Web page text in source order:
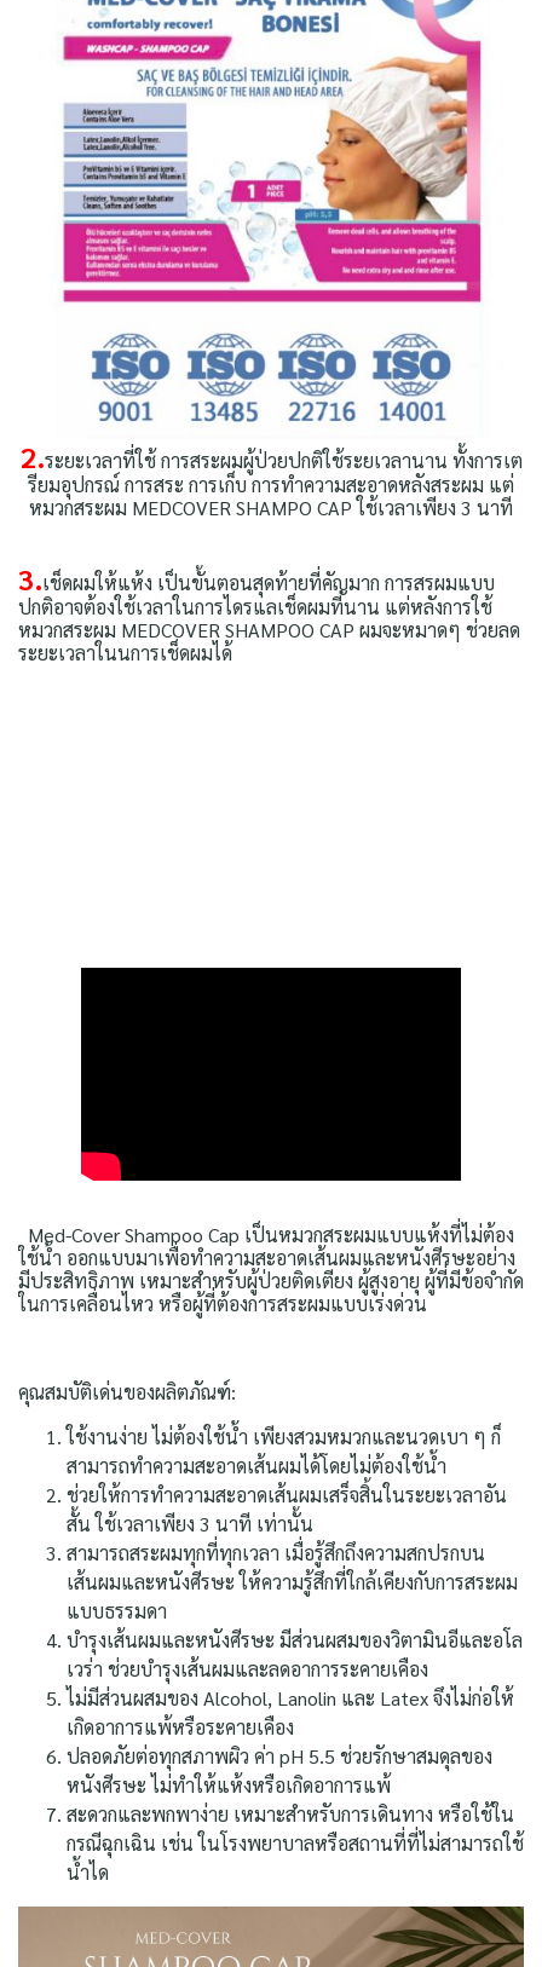
2.ระยะเวลาที่ใช้ การสระผมผู้ป่วยปกติใช้ระยเวลานาน ทั้งการเต
รียมอุปกรณ์ การสระ การเก็บ การทำความสะอาดหลังสระผม แต่
หมวกสระผม MEDCOVER SHAMPO CAP ใช้เวลาเพียง 3 นาที
3.เช็ดผมให้แห้ง เป็นขั้นตอนสุดท้ายที่คัญมาก การสรผมแบบ
ปกติอาจต้องใช้เวลาในการไดรแลเช็ดผมที่นาน แต่หลังการใช้
หมวกสระผม MEDCOVER SHAMPOO CAP ผมจะหมาดๆ ช่วยลด
ระยะเวลาในนการเช็ดผมได้
Med-Cover Shampoo Cap เป็นหมวกสระผมแบบแห้งที่ไม่ต้อง
ใช้น้ำ ออกแบบมาเพื่อทำความสะอาดเส้นผมและหนังศีรษะอย่าง
มีประสิทธิภาพ เหมาะสำหรับผู้ป่วยติดเตียง ผู้สูงอายุ ผู้ที่มีข้อจำกัด
ในการเคลื่อนไหว หรือผู้ที่ต้องการสระผมแบบเร่งด่วน
คุณสมบัติเด่นของผลิตภัณฑ์:
ใช้งานง่าย ไม่ต้องใช้น้ำ เพียงสวมหมวกและนวดเบา ๆ ก็
สามารถทำความสะอาดเส้นผมได้โดยไม่ต้องใช้น้ำ
ช่วยให้การทำความสะอาดเส้นผมเสร็จสิ้นในระยะเวลาอัน
สั้น ใช้เวลาเพียง 3 นาที เท่านั้น
สามารถสระผมทุกที่ทุกเวลา เมื่อรู้สึกถึงความสกปรกบน
เส้นผมและหนังศีรษะ ให้ความรู้สึกที่ใกล้เคียงกับการสระผม
แบบธรรมดา
บำรุงเส้นผมและหนังศีรษะ มีส่วนผสมของวิตามินอีและอโล
เวร่า ช่วยบำรุงเส้นผมและลดอาการระคายเคือง
ไม่มีส่วนผสมของ Alcohol, Lanolin และ Latex จึงไม่ก่อให้
เกิดอาการแพ้หรือระคายเคือง
ปลอดภัยต่อทุกสภาพผิว ค่า pH 5.5 ช่วยรักษาสมดุลของ
หนังศีรษะ ไม่ทำให้แห้งหรือเกิดอาการแพ้
สะดวกและพกพาง่าย เหมาะสำหรับการเดินทาง หรือใช้ใน
กรณีฉุกเฉิน เช่น ในโรงพยาบาลหรือสถานที่ที่ไม่สามารถใช้
น้ำได